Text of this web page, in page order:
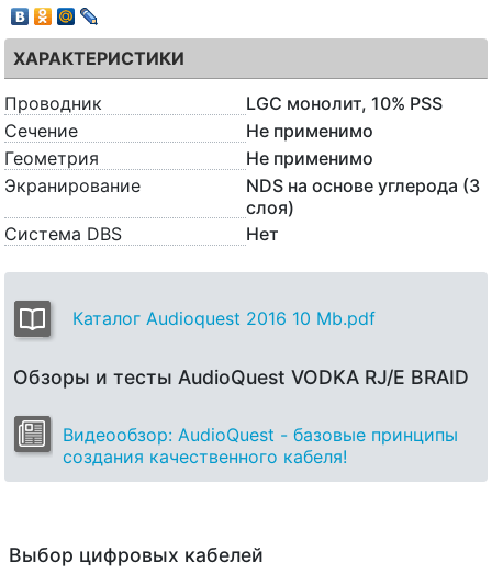
ХАРАКТЕРИСТИКИ
Проводник
LGC монолит, 10% PSS
Сечение
Не применимо
Геометрия
Не применимо
Экранирование
NDS на основе углерода (3
слоя)
Система DBS
Нет
Каталог Audioquest 2016 10 Mb.pdf
Обзоры и тесты AudioQuest VODKA RJ/E BRAID
Видеообзор: AudioQuest - базовые принципы
создания качественного кабеля!
Выбор цифровых кабелей